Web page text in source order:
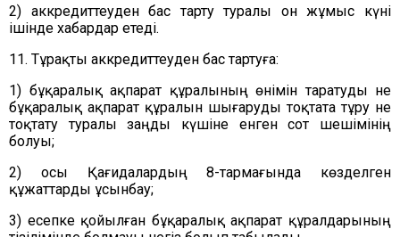
2) аккредиттеуден бас тарту туралы он жұмыс күні
ішінде хабардар етеді.
11. Тұрақты аккредиттеуден бас тартуға:
1) бұқаралық ақпарат құралының өнімін таратуды не
бұқаралық ақпарат құралын шығаруды тоқтата тұру не
тоқтату туралы заңды күшіне енген сот шешімінің
болуы;
2) осы Қағидалардың 8-тармағында көзделген
құжаттарды ұсынбау;
3) есепке қойылған бұқаралық ақпарат құралдарының